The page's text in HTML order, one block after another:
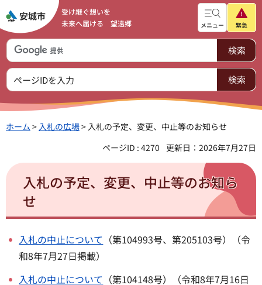
受け継ぐ想いを
未来へ届ける 望遠郷
メニュー 緊急
ホーム > 入札の広場> 入札の予定、変更、中止等のお知らせ
ページID : 4270
更新日：2026年7月27日
入札の予定、変更、中止等のお知ら
せ
入札の中止について （第104993号、第205103号）（令
和8年7月27日掲載）
入札の中止について （第104148号）（令和8年7月16日